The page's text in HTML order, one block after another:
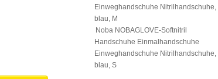
Einweghandschuhe Nitrilhandschuhe,
blau, M
Noba NOBAGLOVE-Softnitril
Handschuhe Einmalhandschuhe
Einweghandschuhe Nitrilhandschuhe,
blau, S